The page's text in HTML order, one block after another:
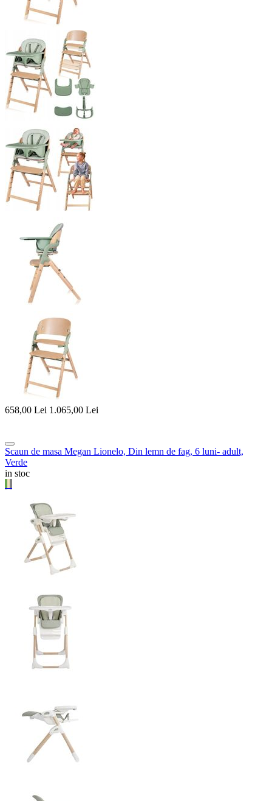
658,00 Lei 1.065,00 Lei
Scaun de masa Megan Lionelo, Din lemn de fag, 6 luni- adult,
Verde
in stoc